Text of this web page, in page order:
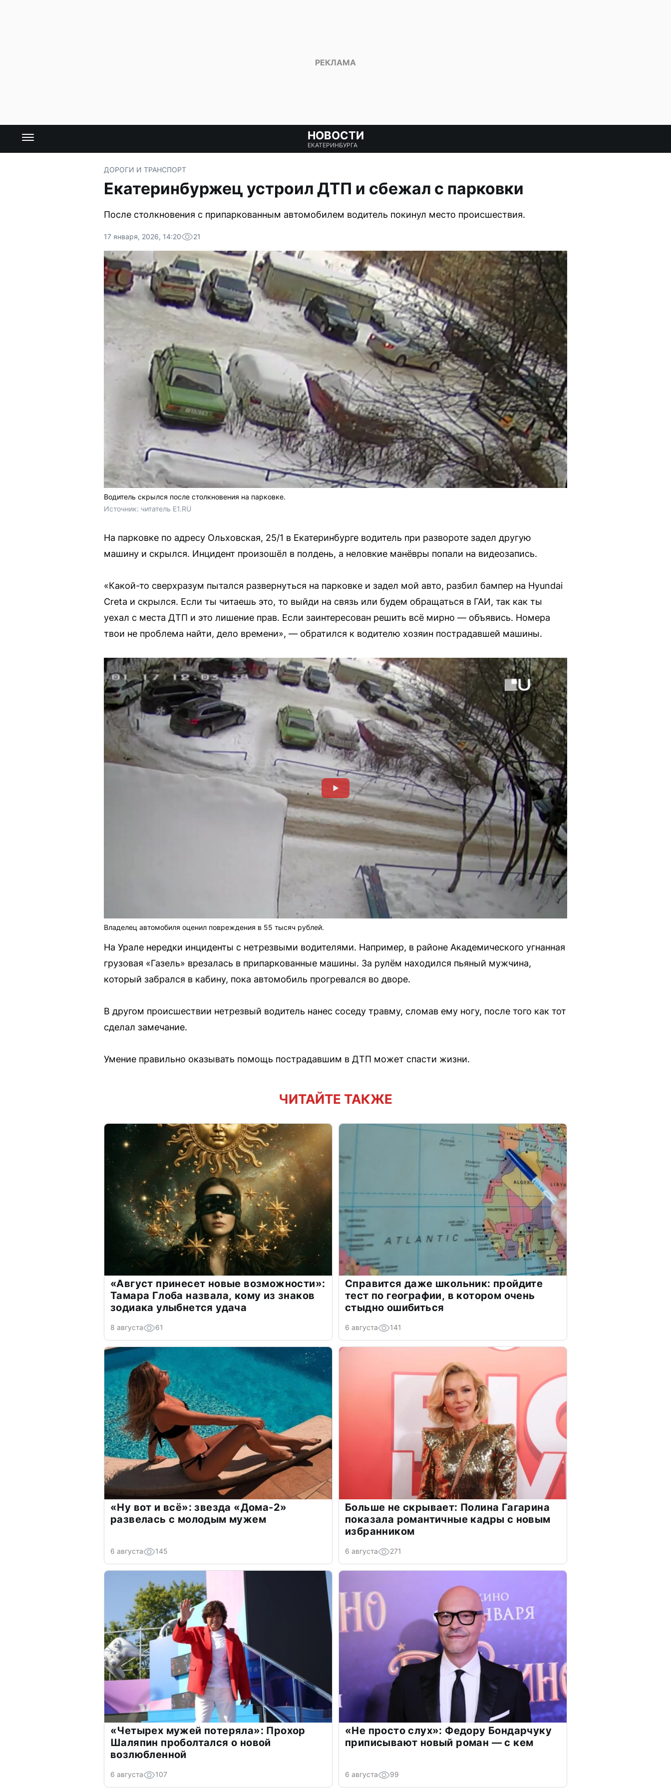
НОВОСТИ
ЕКАТЕРИНБУРГА
ДОРОГИ И ТРАНСПОРТ
Екатеринбуржец устроил ДТП и сбежал с парковки
После столкновения с припаркованным автомобилем водитель покинул место происшествия.
17 января, 2026, 14:20 21
Водитель скрылся после столкновения на парковке.
Источник: читатель E1.RU
На парковке по адресу Ольховская, 25/1 в Екатеринбурге водитель при развороте задел другую
машину и скрылся. Инцидент произошёл в полдень, а неловкие манёвры попали на видеозапись.
«Какой-то сверхразум пытался развернуться на парковке и задел мой авто, разбил бампер на Hyundai
Creta и скрылся. Если ты читаешь это, то выйди на связь или будем обращаться в ГАИ, так как ты
уехал с места ДТП и это лишение прав. Если заинтересован решить всё мирно — объявись. Номера
твои не проблема найти, дело времени», — обратился к водителю хозяин пострадавшей машины.
Владелец автомобиля оценил повреждения в 55 тысяч рублей.
На Урале нередки инциденты с нетрезвыми водителями. Например, в районе Академического угнанная
грузовая «Газель» врезалась в припаркованные машины. За рулём находился пьяный мужчина,
который забрался в кабину, пока автомобиль прогревался во дворе.
В другом происшествии нетрезвый водитель нанес соседу травму, сломав ему ногу, после того как тот
сделал замечание.
Умение правильно оказывать помощь пострадавшим в ДТП может спасти жизни.
ЧИТАЙТЕ ТАКЖЕ
«Август принесет новые возможности»:
Тамара Глоба назвала, кому из знаков
зодиака улыбнется удача
8 августа 61
Справится даже школьник: пройдите
тест по географии, в котором очень
стыдно ошибиться
6 августа 141
«Ну вот и всё»: звезда «Дома-2»
развелась с молодым мужем
6 августа 145
Больше не скрывает: Полина Гагарина
показала романтичные кадры с новым
избранником
6 августа 271
«Четырех мужей потеряла»: Прохор
Шаляпин проболтался о новой
возлюбленной
6 августа 107
«Не просто слух»: Федору Бондарчуку
приписывают новый роман — с кем
6 августа 99